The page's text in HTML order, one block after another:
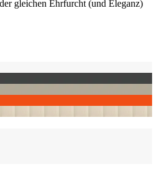
gleichen Ehrfurcht (und Eleganz)